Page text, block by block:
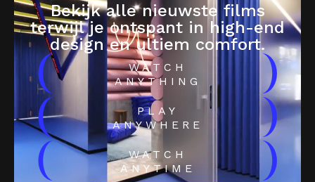
Bekijk alle nieuwste films
terwijl je ontspant in high-end
design en ultiem comfort.
(
WATCH
ANYTHING
)
(
PLAY
ANYWHERE
)
(
WATCH
ANYTIME
)